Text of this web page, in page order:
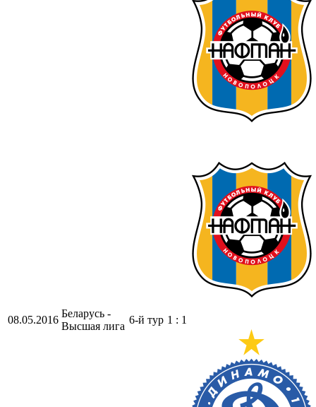
08.05.2016
Беларусь -
Высшая лига
6-й тур 1 : 1